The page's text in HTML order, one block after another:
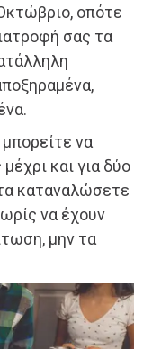
οπότε
σας τα
να
και για δύο
καταναλώσετε
να έχουν
μην τα